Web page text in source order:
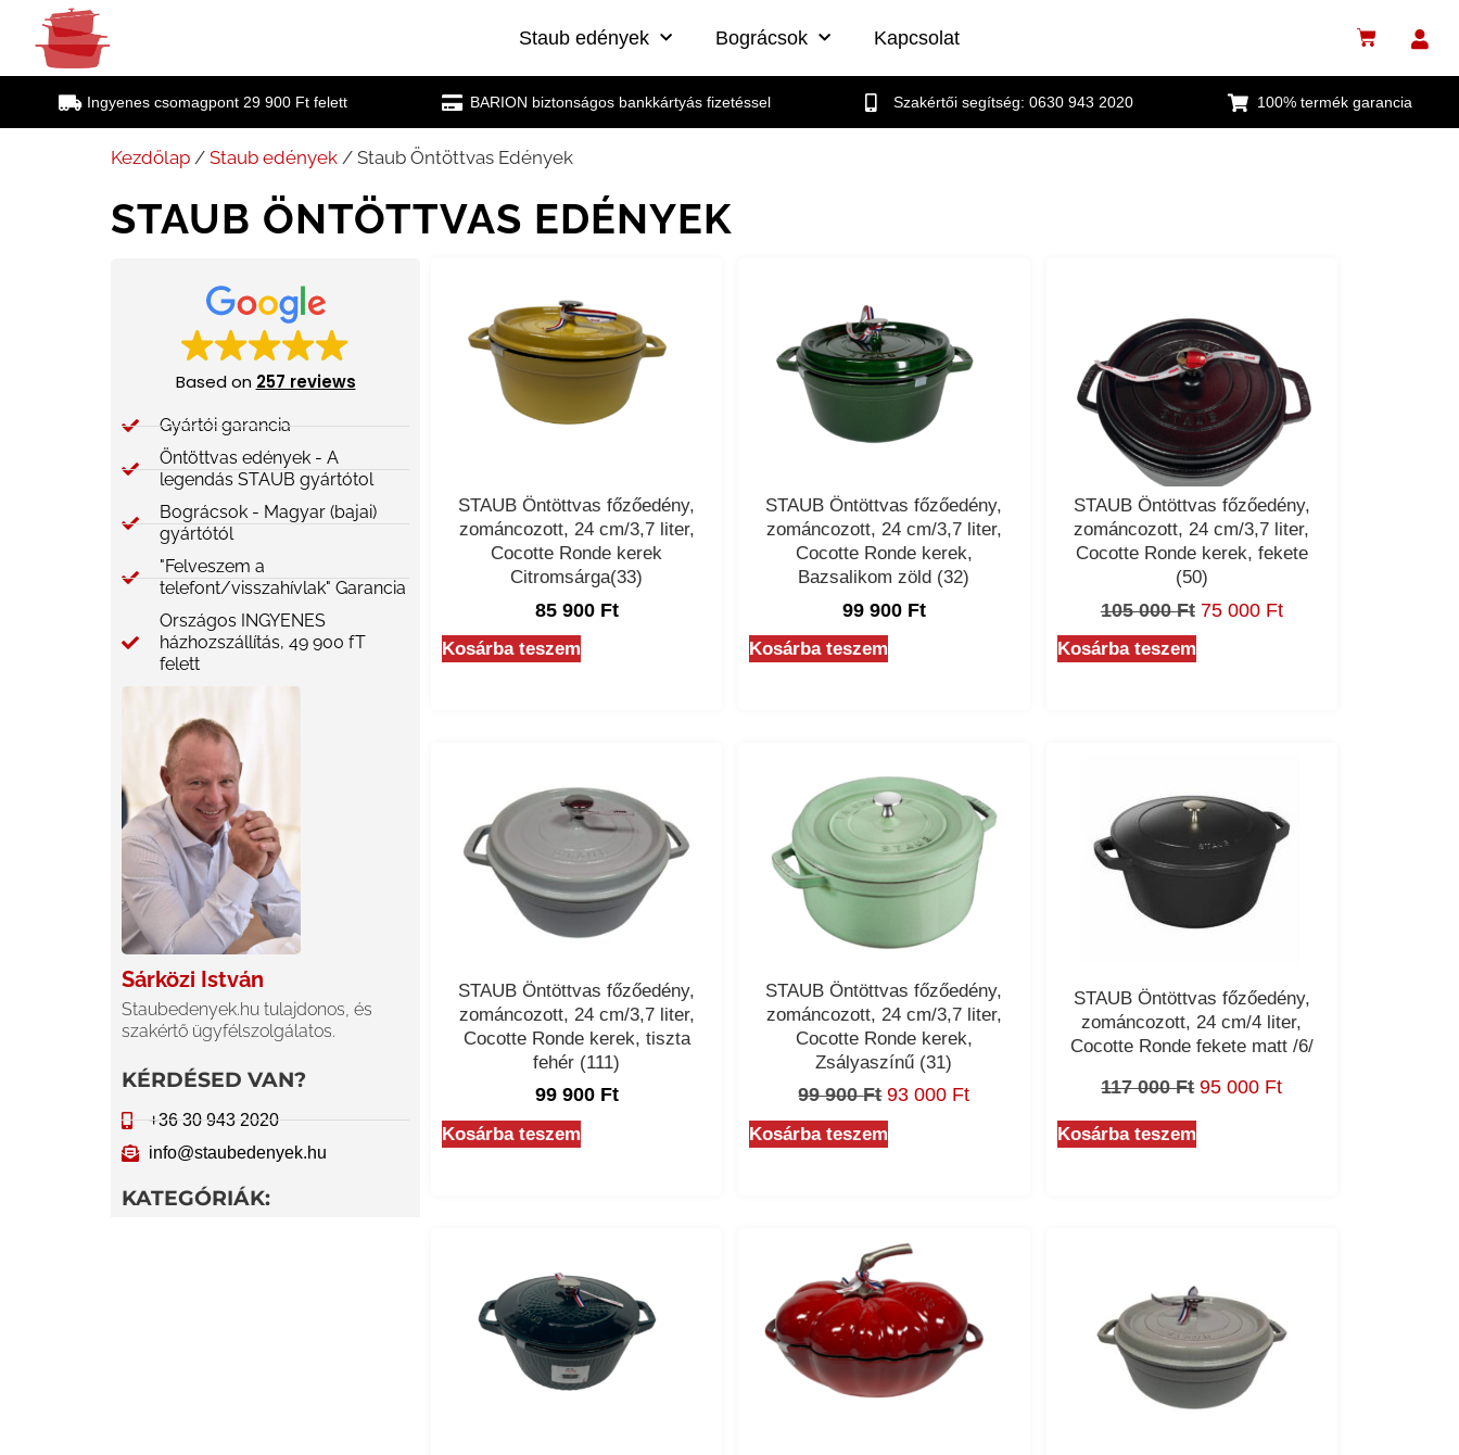
Staub edények Bográcsok Kapcsolat
Ingyenes csomagpont 29 900 Ft felett BARION biztonságos bankkártyás fizetéssel Szakértői segítség: 0630 943 2020 100% termék garancia
Kezdőlap / Staub edények / Staub Öntöttvas Edények
STAUB ÖNTÖTTVAS EDÉNYEK
Based on 257 reviews
Gyártói garancia​
Öntöttvas edények - A
legendás STAUB gyártótol
Bográcsok - Magyar (bajai)
gyártótól
"Felveszem a
telefont/visszahívlak" Garancia
Országos INGYENES
házhozszállítás, 49 900 fT
felett
Sárközi István
Staubedenyek.hu tulajdonos, és
szakértő ügyfélszolgálatos.
KÉRDÉSED VAN?
+36 30 943 2020
info@staubedenyek.hu
KATEGÓRIÁK:
STAUB Öntöttvas főzőedény,
zománcozott, 24 cm/3,7 liter,
Cocotte Ronde kerek
Citromsárga(33)
85 900 Ft
Kosárba teszem
STAUB Öntöttvas főzőedény,
zománcozott, 24 cm/3,7 liter,
Cocotte Ronde kerek,
Bazsalikom zöld (32)
99 900 Ft
Kosárba teszem
STAUB Öntöttvas főzőedény,
zománcozott, 24 cm/3,7 liter,
Cocotte Ronde kerek, fekete
(50)
105 000Ft 75 000 Ft
Kosárba teszem
STAUB Öntöttvas főzőedény,
zománcozott, 24 cm/3,7 liter,
Cocotte Ronde kerek, tiszta
fehér (111)
99 900 Ft
Kosárba teszem
STAUB Öntöttvas főzőedény,
zománcozott, 24 cm/3,7 liter,
Cocotte Ronde kerek,
Zsályaszínű (31)
99 900Ft 93 000 Ft
Kosárba teszem
STAUB Öntöttvas főzőedény,
zománcozott, 24 cm/4 liter,
Cocotte Ronde fekete matt /6/
117 000Ft 95 000 Ft
Kosárba teszem